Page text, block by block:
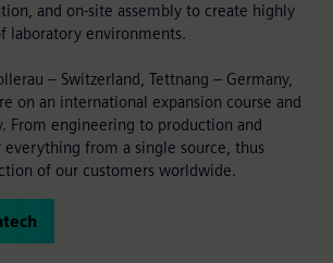
and on-site assembly to create highly
laboratory environments.
– Switzerland, Tettnang – Germany,
on an international expansion course and
From engineering to production and
everything from a single source, thus
of our customers worldwide.